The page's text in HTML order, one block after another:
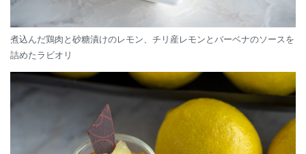
煮込んだ鶏肉と砂糖漬けのレモン、チリ産レモンとバーベナのソースを
詰めたラビオリ